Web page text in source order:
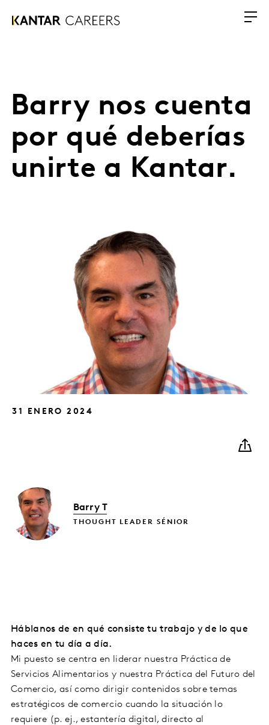
Barry nos cuenta
por qué deberías
unirte a Kantar.
31 ENERO 2024
Barry T
THOUGHT LEADER SÉNIOR
Háblanos de en qué consiste tu trabajo y de lo que
haces en tu día a día.
Mi puesto se centra en liderar nuestra Práctica de
Servicios Alimentarios y nuestra Práctica del Futuro del
Comercio, así como dirigir contenidos sobre temas
estratégicos de comercio cuando la situación lo
requiere (p. ej., estantería digital, directo al